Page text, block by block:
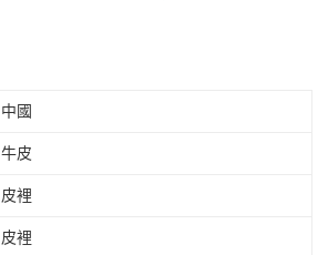
中國
牛皮
皮裡
皮裡